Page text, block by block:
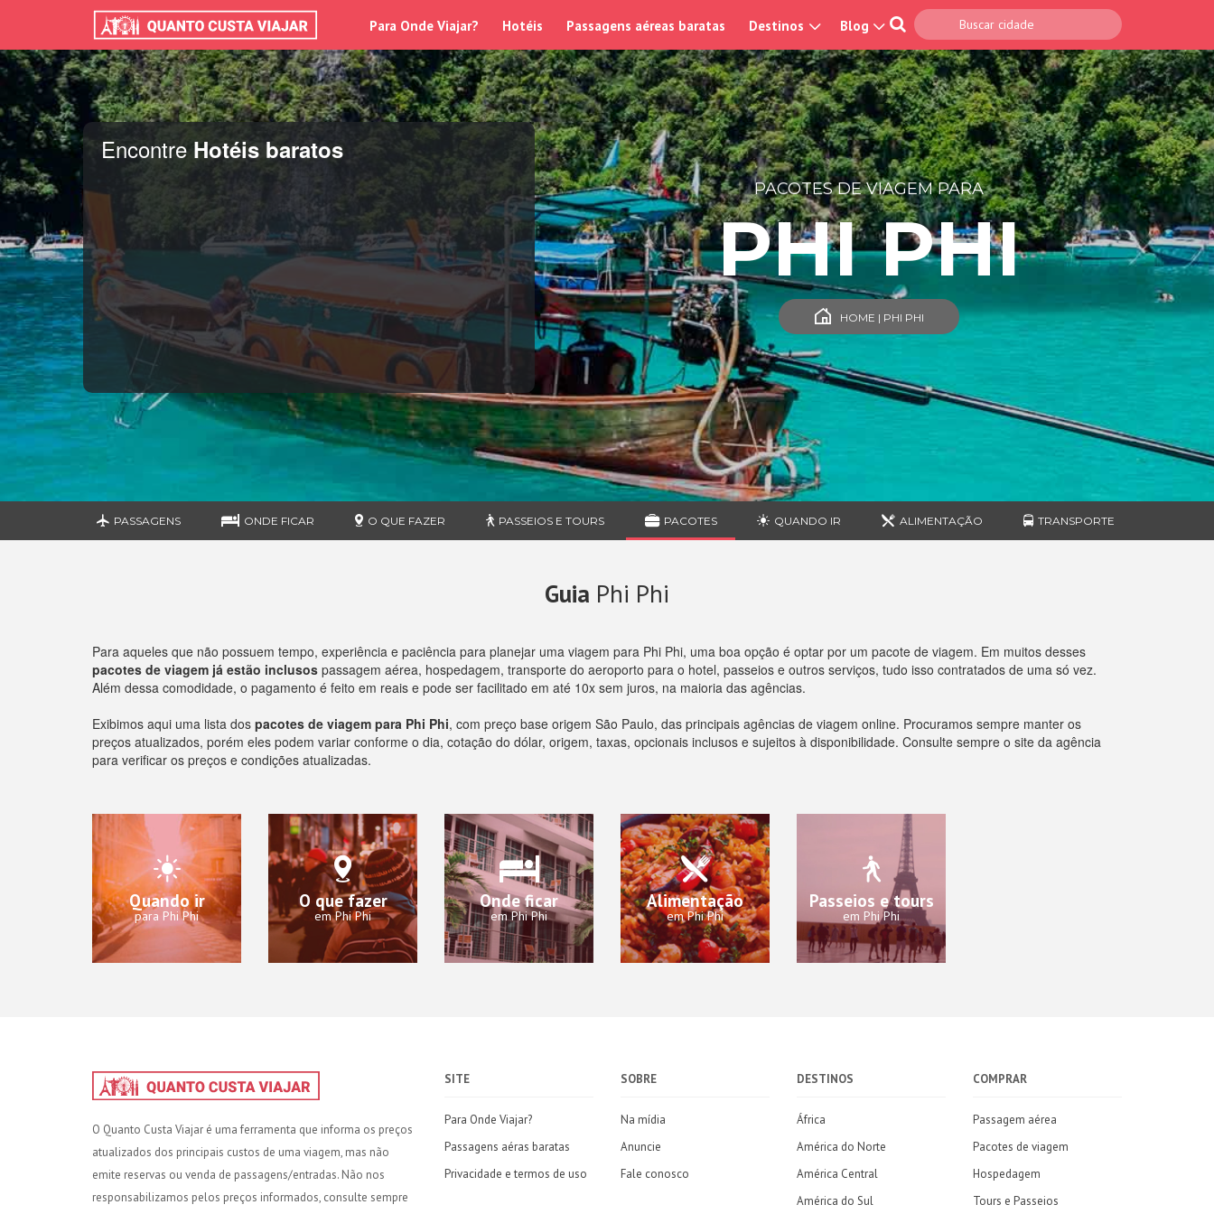
Para Onde Viajar? Hotéis Passagens aéreas baratas Destinos Blog
EncontreHotéis baratos
PACOTES DE VIAGEM PARA
PHI PHI
HOME | PHI PHI
PASSAGENS ONDE FICAR O QUE FAZER PASSEIOS E TOURS PACOTES QUANDO IR ALIMENTAÇÃO TRANSPORTE
Guia Phi Phi
Para aqueles que não possuem tempo, experiência e paciência para planejar uma viagem para Phi Phi, uma boa opção é optar por um pacote de viagem. Em muitos desses
pacotes de viagem já estão inclusos passagem aérea, hospedagem, transporte do aeroporto para o hotel, passeios e outros serviços, tudo isso contratados de uma só vez.
Além dessa comodidade, o pagamento é feito em reais e pode ser facilitado em até 10x sem juros, na maioria das agências.
Exibimos aqui uma lista dos pacotes de viagem para Phi Phi, com preço base origem São Paulo, das principais agências de viagem online. Procuramos sempre manter os
preços atualizados, porém eles podem variar conforme o dia, cotação do dólar, origem, taxas, opcionais inclusos e sujeitos à disponibilidade. Consulte sempre o site da agência
para verificar os preços e condições atualizadas.
Quando ir
para Phi Phi
O que fazer
em Phi Phi
Onde ficar
em Phi Phi
Alimentação
em Phi Phi
Passeios e tours
em Phi Phi
O Quanto Custa Viajar é uma ferramenta que informa os preços
atualizados dos principais custos de uma viagem, mas não
emite reservas ou venda de passagens/entradas. Não nos
responsabilizamos pelos preços informados, consulte sempre
SITE
Para Onde Viajar?
Passagens aéras baratas
Privacidade e termos de uso
SOBRE
Na mídia
Anuncie
Fale conosco
DESTINOS
África
América do Norte
América Central
América do Sul
COMPRAR
Passagem aérea
Pacotes de viagem
Hospedagem
Tours e Passeios